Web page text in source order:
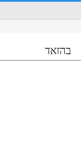
בהזאד